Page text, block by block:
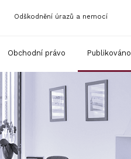
Odškodnění úrazů a nemocí
Obchodní právo Publikováno